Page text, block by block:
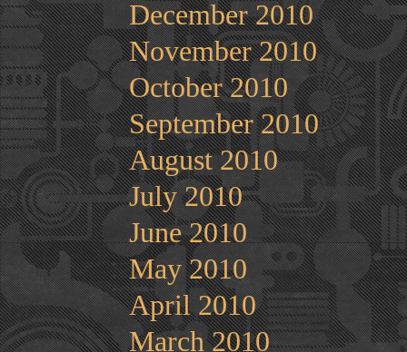
December 2010
November 2010
October 2010
September 2010
August 2010
July 2010
June 2010
May 2010
April 2010
March 2010